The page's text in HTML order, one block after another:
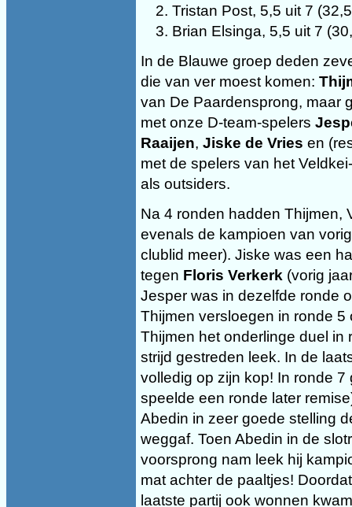
Tristan Post, 5,5 uit 7
Brian Elsinga, 5,5 uit 7
In de Blauwe groep deden
die van ver moest komen:
van De Paardensprong, maar
met onze D-team-spelers
Raaijen, Jiske de Vries en
met de spelers van het
als outsiders.
Na 4 ronden hadden Thijmen,
evenals de kampioen van
clublid meer). Jiske was een
tegen Floris Verkerk (vorig
Jesper was in dezelfde ronde
Thijmen versloegen in ronde
Thijmen het onderlinge duel in
strijd gestreden leek. In de
volledig op zijn kop! In ronde
speelde een ronde later
Abedin in zeer goede stelling
weggaf. Toen Abedin in de
voorsprong nam leek hij
mat achter de paaltjes!
laatste partij ook wonnen